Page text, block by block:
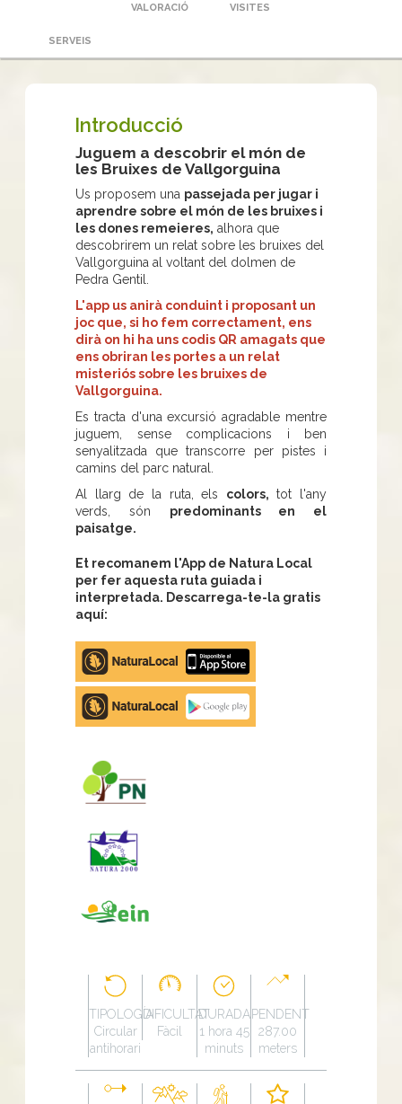
VALORACIÓ VISITES
SERVEIS
Introducció
Juguem a descobrir el món de
les Bruixes de Vallgorguina
Us proposem una passejada per jugar i
aprendre sobre el món de les bruixes i
les dones remeieres, alhora que
descobrirem un relat sobre les bruixes del
Vallgorguina al voltant del dolmen de
Pedra Gentil.
L'app us anirà conduint i proposant un
joc que, si ho fem correctament, ens
dirà on hi ha uns codis QR amagats que
ens obriran les portes a un relat
misteriós sobre les bruixes de
Vallgorguina.
Es tracta d'una excursió agradable mentre
juguem, sense complicacions i ben
senyalitzada que transcorre per pistes i
camins del parc natural.
Al llarg de la ruta, els colors, tot l'any
verds, són predominants en el
paisatge.
Et recomanem l'App de Natura Local
per fer aquesta ruta guiada i
interpretada. Descarrega-te-la gratis
aquí:
Apple
store
Google
Play
TIPOLOGÍA
Circular
antihorari
DIFICULTAT
Fàcil
DURADA
1 hora 45
minuts
PENDENT
287.00
meters